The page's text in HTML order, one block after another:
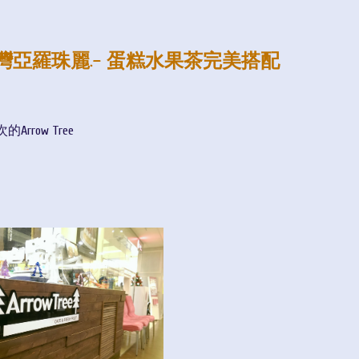
亞羅珠麗.- 蛋糕水果茶完美搭配
Arrow Tree